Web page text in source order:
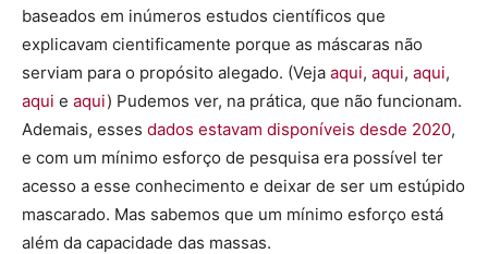
baseados em inúmeros estudos científicos que
explicavam cientificamente porque as máscaras não
serviam para o propósito alegado. (Veja aqui, aqui, aqui,
aqui e aqui) Pudemos ver, na prática, que não funcionam.
Ademais, esses dados estavam disponíveis desde 2020,
e com um mínimo esforço de pesquisa era possível ter
acesso a esse conhecimento e deixar de ser um estúpido
mascarado. Mas sabemos que um mínimo esforço está
além da capacidade das massas.